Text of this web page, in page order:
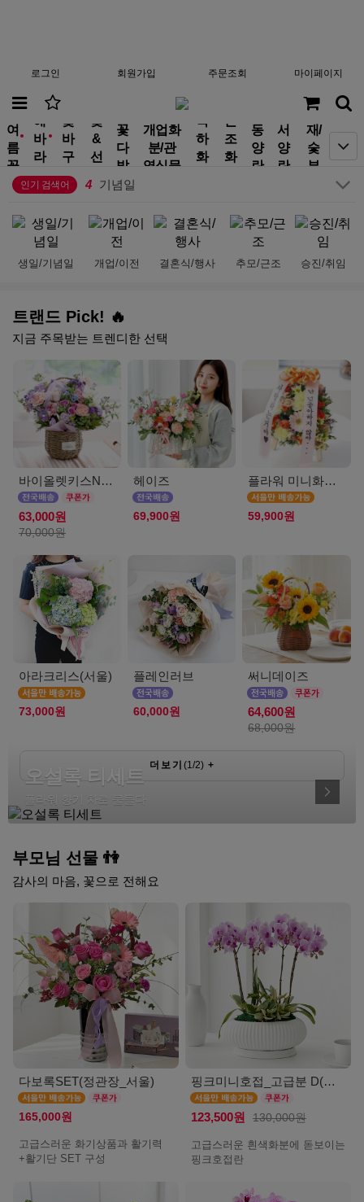
로그인 회원가입 주문조회 마이페이지
new
여
름
꽃
new
해
바
라
기
꽃
바
구
니
꽃
&
선
꽃
다
발
개업화
분/관
엽식물
축
하
화
근
조
화
동
양
란
서
양
란
분
재/
숯
부
인기 검색어
생일
금전수
결혼식
4 기념일
6 호접란
만천홍
부모님선물
1
생일
생일/기념일 개업/이전 결혼식/행사 추모/근조 승진/취임
트랜드 Pick! 🔥
지금 주목받는 트렌디한 선택
바이올렛키스NEW
63,000원
70,000원
헤이즈
69,900원
플라워 미니화환 A(서울)
59,900원
아라크리스(서울)
73,000원
플레인러브
60,000원
써니데이즈
64,600원
68,000원
더보기 (1 /2)+
오설록 티세트
플라워 향기 차로 물들다
부모님 선물 👫
감사의 마음, 꽃으로 전해요
다보록SET(정관장_서울)
165,000원
고급스러운 화기상품과 활기력
+활기단 SET 구성
핑크미니호접_고급분 D(서울)
123,500원 130,000원
고급스러운 흰색화분에 돋보이는
핑크호접란